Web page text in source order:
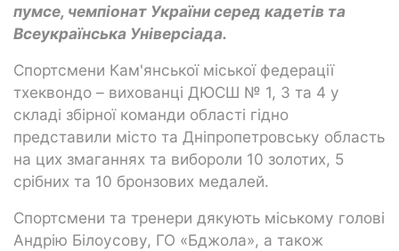
пумсе, чемпіонат України серед кадетів та
Всеукраїнська Універсіада.
Спортсмени Кам'янської міської федерації
тхеквондо – вихованці ДЮСШ № 1, 3 та 4 у
складі збірної команди області гідно
представили місто та Дніпропетровську область
на цих змаганнях та вибороли 10 золотих, 5
срібних та 10 бронзових медалей.
Спортсмени та тренери дякують міському голові
Андрію Білоусову, ГО «Бджола», а також